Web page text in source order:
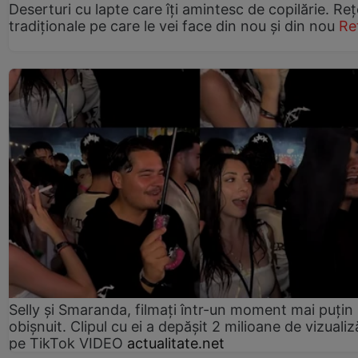
Deserturi cu lapte care îți amintesc de copilărie.
tradiționale pe care le vei face din nou și din nou
Selly și Smaranda, filmați într-un moment mai puțin
obișnuit. Clipul cu ei a depășit 2 milioane de
pe TikTok VIDEO actualitate.net